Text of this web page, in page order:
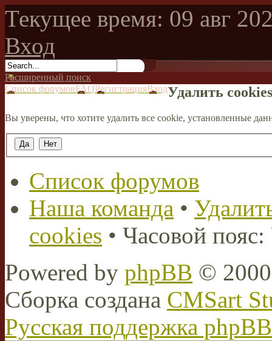
Текущее время: 09 авг
Вход
Расширенный поиск
Список форумовFAQРегистрацияВходУдалить
Вы уверены, что хотите удалить все cookie, установленные
Список форумов
Наша команда •
cookies • Часовой
Powered by phpBB ©
Сборка создана CMSart
Русская поддержка phpBB